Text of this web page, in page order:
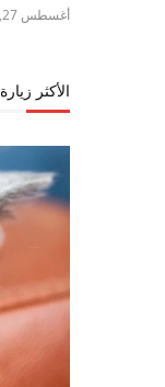
أغسطس 27, 2024
الأكثر زيارة